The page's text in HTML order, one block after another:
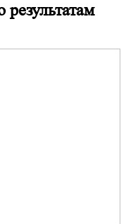
результатам